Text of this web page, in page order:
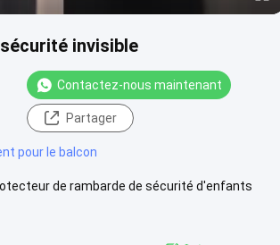
invisible
Contactez-nous maintenant
Partager
pour le balcon
de rambarde de sécurité d'enfants